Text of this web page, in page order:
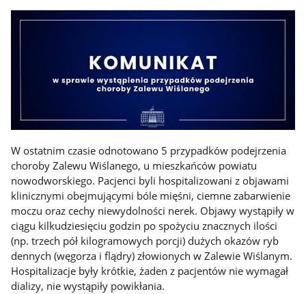
W ostatnim czasie odnotowano 5 przypadków podejrzenia
choroby Zalewu Wiślanego, u mieszkańców powiatu
nowodworskiego. Pacjenci byli hospitalizowani z objawami
klinicznymi obejmującymi bóle mięśni, ciemne zabarwienie
moczu oraz cechy niewydolności nerek. Objawy wystąpiły w
ciągu kilkudziesięciu godzin po spożyciu znacznych ilości
(np. trzech pół kilogramowych porcji) dużych okazów ryb
dennych (węgorza i flądry) złowionych w Zalewie Wiślanym.
Hospitalizacje były krótkie, żaden z pacjentów nie wymagał
dializy, nie wystąpiły powikłania.